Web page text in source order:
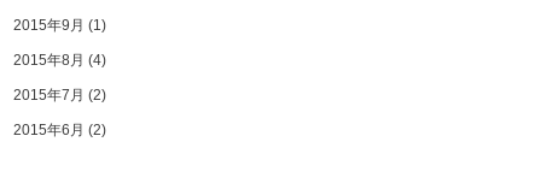
2015年9月 (1)
2015年8月 (4)
2015年7月 (2)
2015年6月 (2)